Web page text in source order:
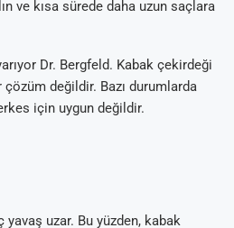
ve kısa sürede daha uzun saçlara
Dr. Bergfeld. Kabak çekirdeği
çözüm değildir. Bazı durumlarda
için uygun değildir.
uzar. Bu yüzden, kabak